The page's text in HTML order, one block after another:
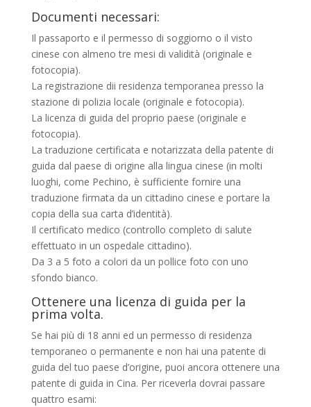
Documenti necessari:
Il passaporto e il permesso di soggiorno o il visto
cinese con almeno tre mesi di validità (originale e
fotocopia).
La registrazione dii residenza temporanea presso la
stazione di polizia locale (originale e fotocopia).
La licenza di guida del proprio paese (originale e
fotocopia).
La traduzione certificata e notarizzata della patente di
guida dal paese di origine alla lingua cinese (in molti
luoghi, come Pechino, è sufficiente fornire una
traduzione firmata da un cittadino cinese e portare la
copia della sua carta d’identità).
Il certificato medico (controllo completo di salute
effettuato in un ospedale cittadino).
Da 3 a 5 foto a colori da un pollice foto con uno
sfondo bianco.
Ottenere una licenza di guida per la
prima volta.
Se hai più di 18 anni ed un permesso di residenza
temporaneo o permanente e non hai una patente di
guida del tuo paese d’origine, puoi ancora ottenere una
patente di guida in Cina. Per riceverla dovrai passare
quattro esami: